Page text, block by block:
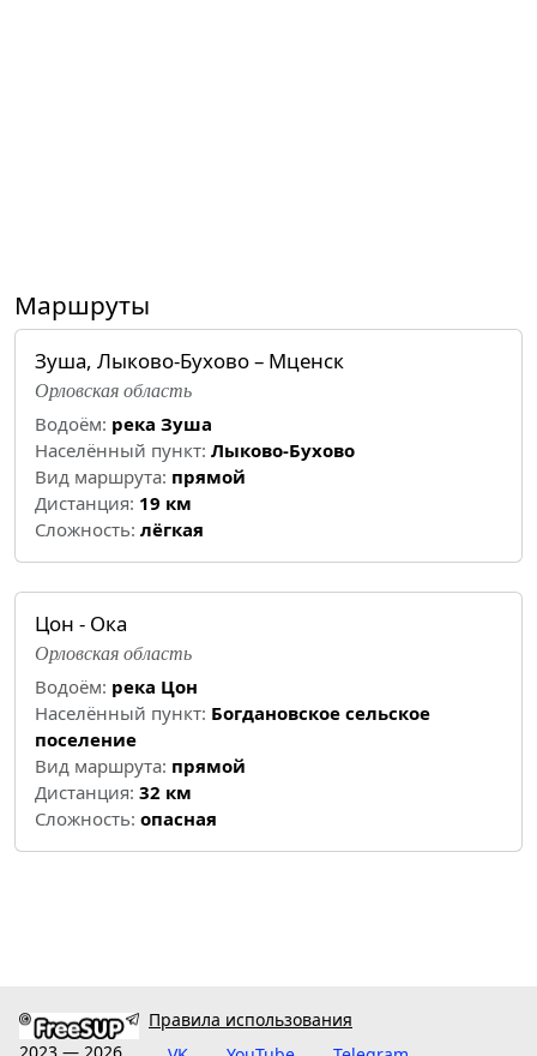
Маршруты
Зуша, Лыково-Бухово – Мценск
Орловская область
Водоём: река Зуша
Населённый пункт: Лыково-Бухово
Вид маршрута: прямой
Дистанция: 19 км
Cложность: лёгкая
Цон - Ока
Орловская область
Водоём: река Цон
Населённый пункт: Богдановское сельское
поселение
Вид маршрута: прямой
Дистанция: 32 км
Cложность: опасная
Правила использования